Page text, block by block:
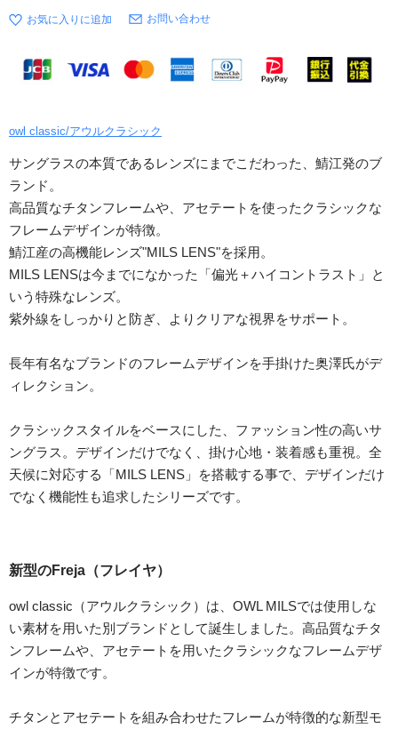
お問い合わせ
owl classic/アウルクラシック
サングラスの本質であるレンズにまでこだわった、鯖江発のブ
ランド。
高品質なチタンフレームや、アセテートを使ったクラシックな
フレームデザインが特徴。
鯖江産の高機能レンズ"MILS LENS"を採用。
MILS LENSは今までになかった「偏光＋ハイコントラスト」と
いう特殊なレンズ。
紫外線をしっかりと防ぎ、よりクリアな視界をサポート。
長年有名なブランドのフレームデザインを手掛けた奥澤氏がデ
ィレクション。
クラシックスタイルをベースにした、ファッション性の高いサ
ングラス。デザインだけでなく、掛け心地・装着感も重視。全
天候に対応する「MILS LENS」を搭載する事で、デザインだけ
でなく機能性も追求したシリーズです。
新型のFreja（フレイヤ）
owl classic（アウルクラシック）は、OWL MILSでは使用しな
い素材を用いた別ブランドとして誕生しました。高品質なチタ
ンフレームや、アセテートを用いたクラシックなフレームデザ
インが特徴です。
チタンとアセテートを組み合わせたフレームが特徴的な新型モ